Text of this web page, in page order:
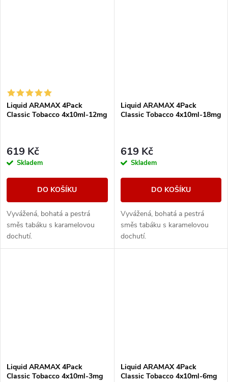
Liquid ARAMAX 4Pack
Classic Tobacco 4x10ml-12mg
619 Kč
Skladem
DO KOŠÍKU
Vyvážená, bohatá a pestrá
směs tabáku s karamelovou
dochutí.
Liquid ARAMAX 4Pack
Classic Tobacco 4x10ml-18mg
619 Kč
Skladem
DO KOŠÍKU
Vyvážená, bohatá a pestrá
směs tabáku s karamelovou
dochutí.
Liquid ARAMAX 4Pack
Classic Tobacco 4x10ml-3mg
Liquid ARAMAX 4Pack
Classic Tobacco 4x10ml-6mg